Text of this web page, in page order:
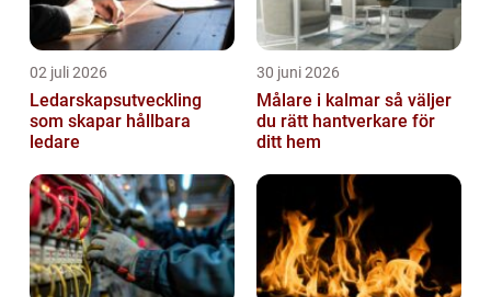
02 juli 2026
Ledarskapsutveckling
som skapar hållbara
ledare
30 juni 2026
Målare i kalmar så väljer
du rätt hantverkare för
ditt hem